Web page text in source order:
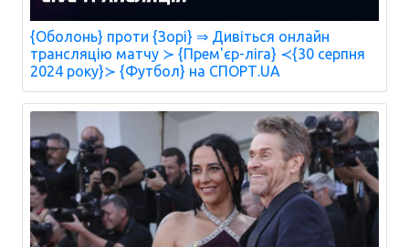
{Оболонь} проти {Зорі} ⇒ Дивіться онлайн
трансляцію матчу ≻ {Прем'єр-ліга} ≺{30 серпня
2024 року}≻ {Футбол} на СПОРТ.UA